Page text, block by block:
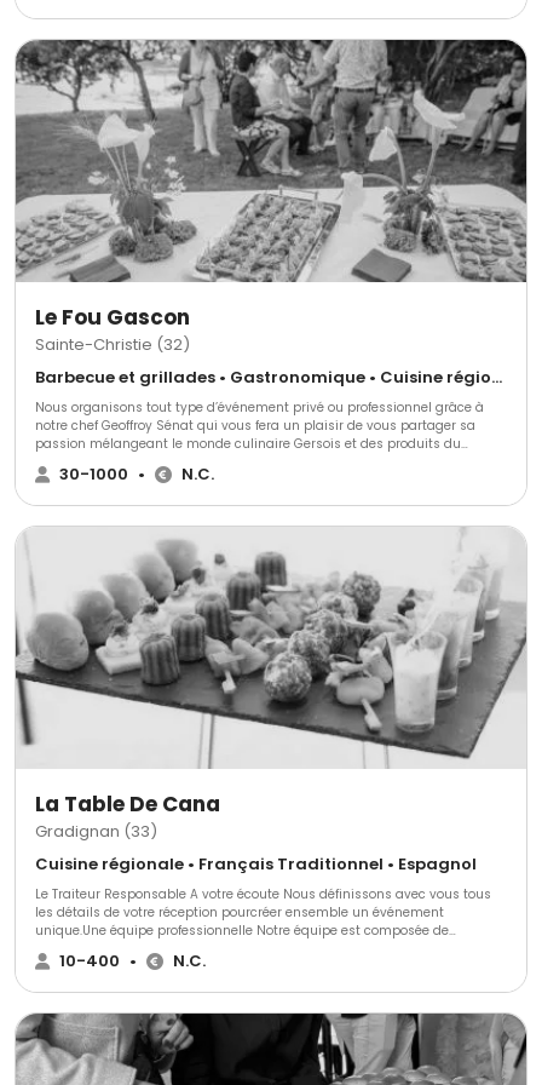
travaillé en tant qu’organisatrice d’événements internationaux. Son
savoir-faire va garantir un événement sans faille. Une équipe de maîtres
d’hôtels, de serveurs et de cuisiniers prêt à partager leur passion avec
vous et vos convives en toute convivialité. Le but ? Rendre l’expérience et
celle de vos invités Unique, Conviviale, et surtout Humaine.
Le Fou Gascon
Sainte-Christie (32)
Barbecue et grillades • Gastronomique • Cuisine régionale
Nous organisons tout type d’événement privé ou professionnel grâce à
notre chef Geoffroy Sénat qui vous fera un plaisir de vous partager sa
passion mélangeant le monde culinaire Gersois et des produits du
monde entier. Nous répondrons et nous nous adapterons à toutes vos
exigences.
30-1000 • N.C.
La Table De Cana
Gradignan (33)
Cuisine régionale • Français Traditionnel • Espagnol
Le Traiteur Responsable A votre écoute Nous définissons avec vous tous
les détails de votre réception pourcréer ensemble un événement
unique.Une équipe professionnelle Notre équipe est composée de
professionnels de la restauration accomplis, motivés par l'insertion de
personnes en difficultés et entièrement engagés dans la maîtrise de la
Repas, cocktails, buffets, petits-déjeuners, plateaux-repas, hébergement?
Développement durableNous sommes engagés dans une démarche
environnementalepour toutes nos prestations et la marche de notre hôtel.
10-400 • N.C.